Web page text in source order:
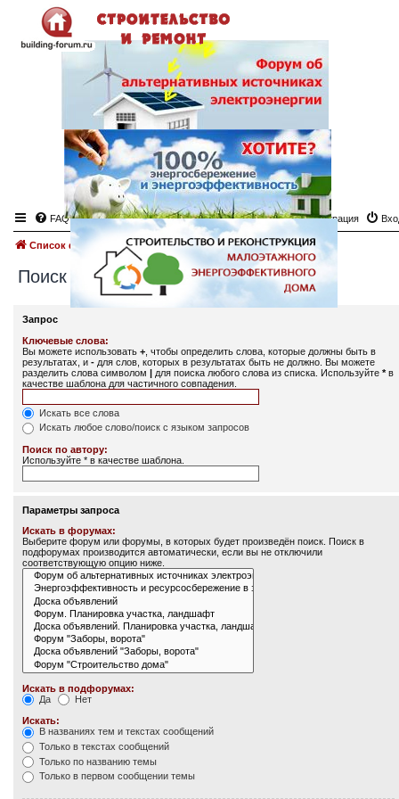
FAQ Регистрация
Список форумов Поиск
Поиск
Запрос
Ключевые слова:
Вы можете использовать + , чтобы определить слова, которые должны быть в
результатах, и - для слов, которых в результатах быть не должно. Вы можете
разделить слова символом | для поиска любого слова из списка. Используйте *в
качестве шаблона для частичного совпадения.
Искать все слова
Искать любое слово/поиск с языком запросов
Поиск по автору:
Используйте * в качестве шаблона.
Параметры запроса
Искать в форумах:
Выберите форум или форумы, в которых будет произведён поиск. Поиск в
подфорумах производится автоматически, если вы не отключили
соответствующую опцию ниже.
Искать в подфорумах:
Да
Нет
Искать:
В названиях тем и текстах сообщений
Только в текстах сообщений
Только по названию темы
Только в первом сообщении темы